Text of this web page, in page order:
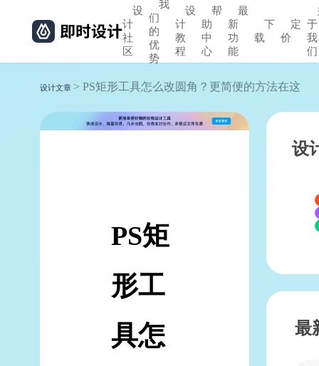
设
计
社
区
我
们
的
优
势
设
计
教
程
帮
助
中
心
最
新
功
能
下
载
定
价
于
我
们
设计文章 > PS矩形工具怎么改圆角？更简便的方法在这
PS矩
形工
具怎
设
最